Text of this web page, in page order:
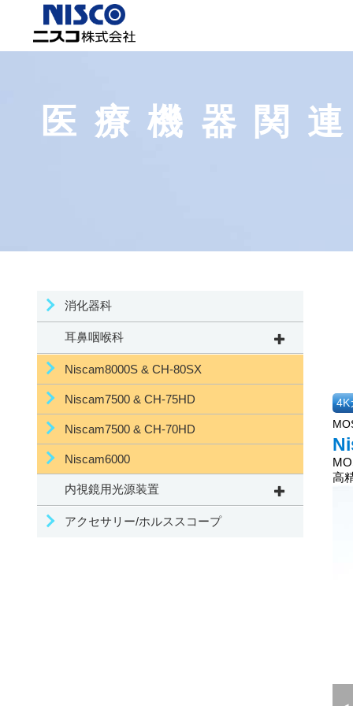
医療機器関
消化器科
耳鼻咽喉科
Niscam8000S & CH-80SX
Niscam7500 & CH-75HD
Niscam7500 & CH-70HD
Niscam6000
内視鏡用光源装置
アクセサリー/ホルススコープ
4K
高